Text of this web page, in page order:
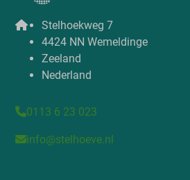
Stelhoekweg 7
4424 NN Wemeldinge
Zeeland
Nederland
0113 6 23 023
info@stelhoeve.nl